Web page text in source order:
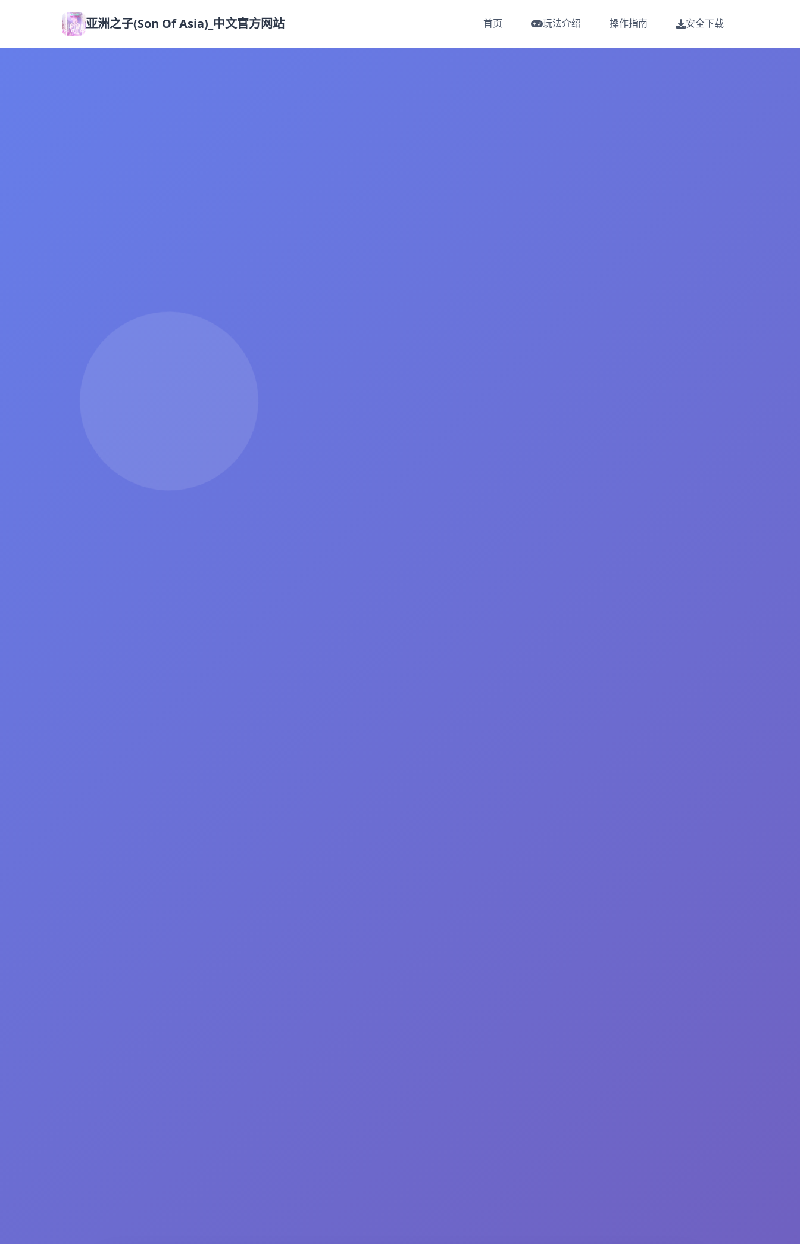
亚洲之子(Son Of Asia)_中文官方网站 首页 玩法介绍 操作指南 安全下载